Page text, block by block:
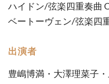
ハイドン/弦楽四重奏曲
ベートーヴェン/弦楽四
出演者
豊嶋博満・大澤理菜子